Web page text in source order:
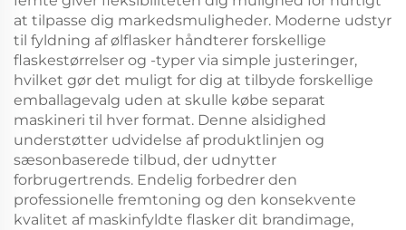
at tilpasse dig markedsmuligheder. Moderne udstyr
til fyldning af ølflasker håndterer forskellige
flaskestørrelser og -typer via simple justeringer,
hvilket gør det muligt for dig at tilbyde forskellige
emballagevalg uden at skulle købe separat
maskineri til hver format. Denne alsidighed
understøtter udvidelse af produktlinjen og
sæsonbaserede tilbud, der udnytter
forbrugertrends. Endelig forbedrer den
professionelle fremtoning og den konsekvente
kvalitet af maskinfyldte flasker dit brandimage,